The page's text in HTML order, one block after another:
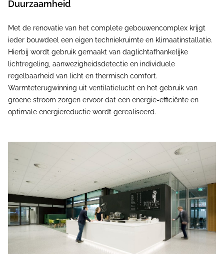
Duurzaamheid
Met de renovatie van het complete gebouwencomplex krijgt
ieder bouwdeel een eigen techniekruimte en klimaatinstallatie.
Hierbij wordt gebruik gemaakt van daglichtafhankelijke
lichtregeling, aanwezigheidsdetectie en individuele
regelbaarheid van licht en thermisch comfort.
Warmteterugwinning uit ventilatielucht en het gebruik van
groene stroom zorgen ervoor dat een energie-efficiënte en
optimale energiereductie wordt gerealiseerd.